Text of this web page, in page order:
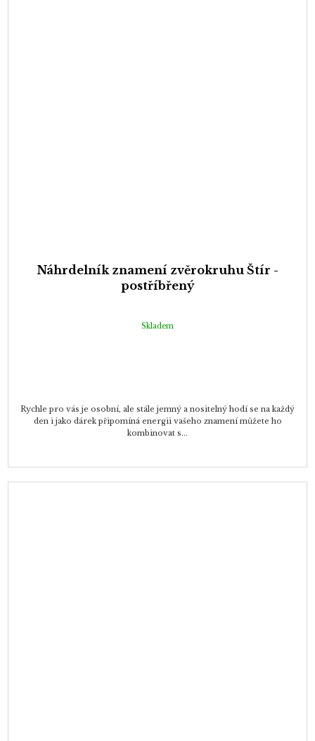
Náhrdelník znamení zvěrokruhu Štír -
postříbřený
Skladem
Rychle pro vás je osobní, ale stále jemný a nositelný hodí se na každý
den i jako dárek připomíná energii vašeho znamení můžete ho
kombinovat s...